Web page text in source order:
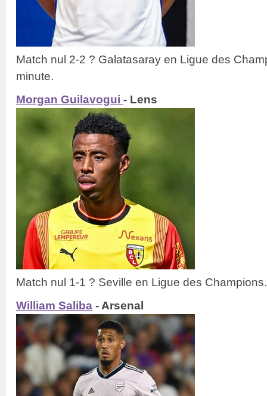
Match nul 2-2 ? Galatasaray en Ligue des
minute.
Morgan Guilavogui - Lens
Match nul 1-1 ? Seville en Ligue des
William Saliba - Arsenal